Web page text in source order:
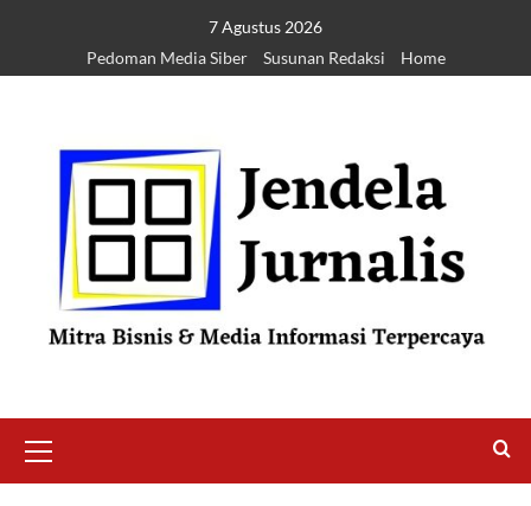
7 Agustus 2026
Pedoman Media Siber
Susunan Redaksi Home